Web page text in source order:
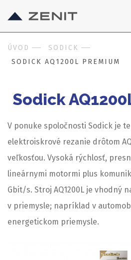
ÚVOD
SODICK
SODICK AQ1200L PREMIUM
Sodick
V ponuke spoločnosti Sodick je
elektroiskrové rezanie drôtom
veľkosťou. Vysoká rýchlosť,
lineárnymi motormi plus
Gbit/s. Stroj AQ1200L je vhodný
v priemysle; napríklad v
energetickom priemysle.